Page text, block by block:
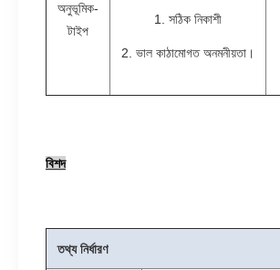
অনুভূমিক-
টাইপ
1. সঠিক নিকাশী
2. ভাল কাঠামোগত অনমনীয়তা।
বিশদ
তথ্য নির্ধারণ